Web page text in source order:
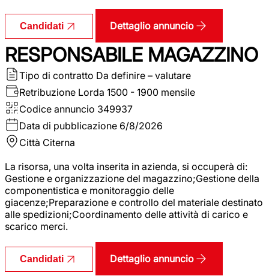
Candidati Dettaglio annuncio
RESPONSABILE MAGAZZINO
Tipo di contratto Da definire – valutare
Retribuzione Lorda 1500 - 1900 mensile
Codice annuncio 349937
Data di pubblicazione 6/8/2026
Città Citerna
La risorsa, una volta inserita in azienda, si occuperà di:
Gestione e organizzazione del magazzino;Gestione della
componentistica e monitoraggio delle
giacenze;Preparazione e controllo del materiale destinato
alle spedizioni;Coordinamento delle attività di carico e
scarico merci.
Candidati Dettaglio annuncio